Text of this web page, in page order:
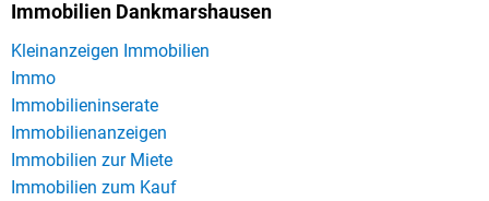
Immobilien Dankmarshausen
Kleinanzeigen Immobilien
Immo
Immobilieninserate
Immobilienanzeigen
Immobilien zur Miete
Immobilien zum Kauf